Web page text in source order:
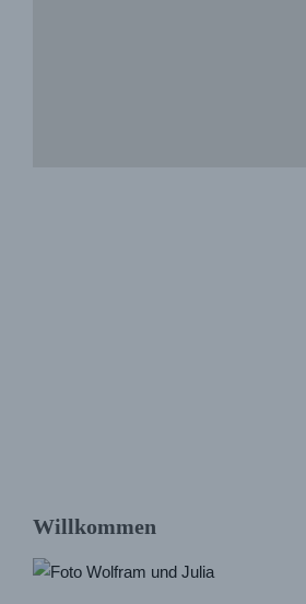
Willkommen